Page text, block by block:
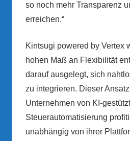
so noch mehr Transparenz
erreichen.“
Kintsugi powered by Vertex
hohen Maß an Flexibilität
darauf ausgelegt, sich
zu integrieren. Dieser
Unternehmen von KI-
Steuerautomatisierung
unabhängig von ihrer